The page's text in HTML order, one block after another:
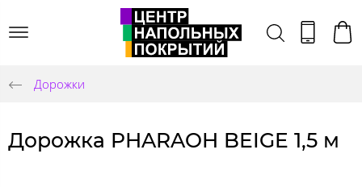
Дорожки
Дорожка PHARAOH BEIGE 1,5 м